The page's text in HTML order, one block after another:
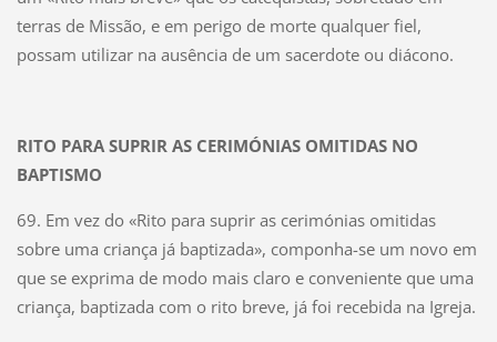
terras de Missão, e em perigo de morte qualquer fiel,
possam utilizar na ausência de um sacerdote ou diácono.
RITO PARA SUPRIR AS CERIMÓNIAS OMITIDAS NO
BAPTISMO
69. Em vez do «Rito para suprir as cerimónias omitidas
sobre uma criança já baptizada», componha-se um novo em
que se exprima de modo mais claro e conveniente que uma
criança, baptizada com o rito breve, já foi recebida na Igreja.